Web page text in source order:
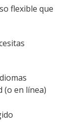
flexible que
(o en línea)